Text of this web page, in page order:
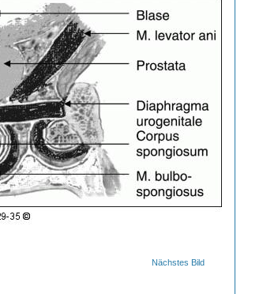
Nächstes Bild